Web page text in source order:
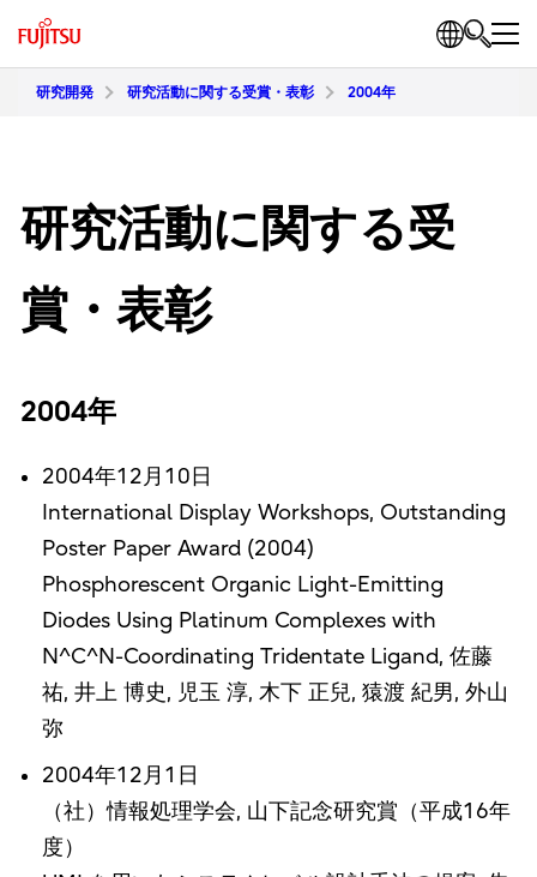
研究開発 研究活動に関する受賞・表彰 2004年
研究活動に関する受
賞・表彰
2004年
2004年12月10日
International Display Workshops, Outstanding
Poster Paper Award (2004)
Phosphorescent Organic Light-Emitting
Diodes Using Platinum Complexes with
N^C^N-Coordinating Tridentate Ligand, 佐藤
祐, 井上 博史, 児玉 淳, 木下 正兒, 猿渡 紀男, 外山
弥
2004年12月1日
（社）情報処理学会, 山下記念研究賞（平成16年
度）